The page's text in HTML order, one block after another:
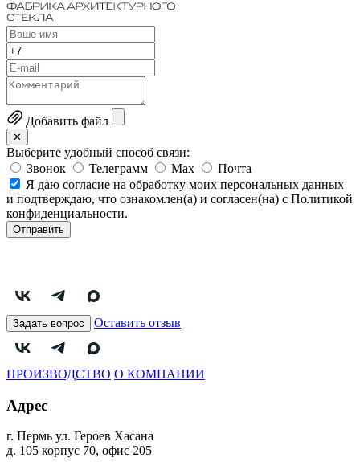
Добавить файл
✕
Выберите удобный способ связи:
Звонок
Телеграмм Max
Почта
Я даю согласие на обработку моих персональных данных
и подтверждаю, что ознакомлен(а) и согласен(на) с Политикой
конфиденциальности.
Отправить
Задать вопрос Оставить отзыв
ПРОИЗВОДСТВО О КОМПАНИИ
Адрес
г. Пермь ул. Героев Хасана
д. 105 корпус 70, офис 205